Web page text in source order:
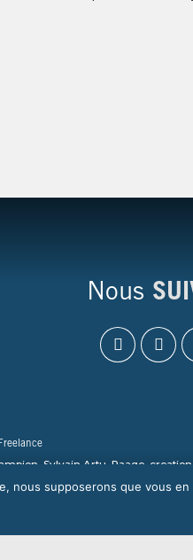
Nous
Sylvain Artu,
nous supposerons que vous